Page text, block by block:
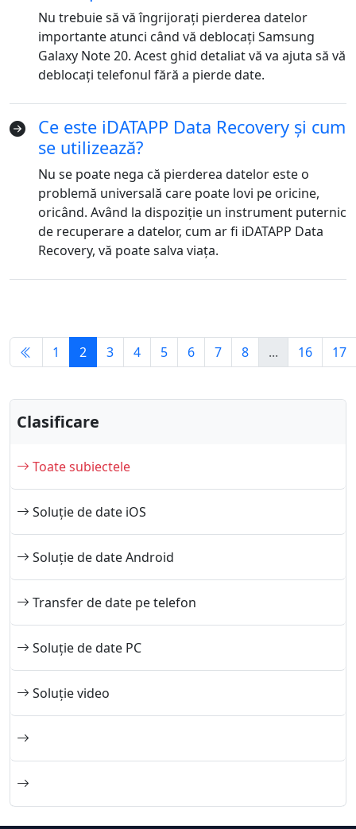
Clasificare
Toate subiectele
Soluție de date iOS
Soluție de date Android
Transfer de date pe telefon
Soluție de date PC
Soluție video
Nu trebuie să vă îngrijorați pierderea datelor
importante atunci când vă deblocați Samsung
Galaxy Note 20. Acest ghid detaliat vă va ajuta să vă
deblocați telefonul fără a pierde date.
Ce este iDATAPP Data Recovery și cum
se utilizează?
Nu se poate nega că pierderea datelor este o
problemă universală care poate lovi pe oricine,
oricând. Având la dispoziție un instrument puternic
de recuperare a datelor, cum ar fi iDATAPP Data
Recovery, vă poate salva viața.
1 2 3 4 5 6 7 8 ... 16 17
русский
हिंदी
Bahasa Melayu
ไทย
한국어
Gaeilge
繁體中文